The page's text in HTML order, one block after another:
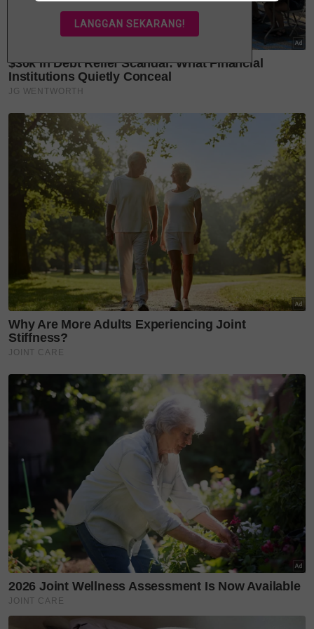
"Kami semua risaukan kau. Apa-apa masalah kita
bincang sama-sama dan cari solusi.
"Mama, papa, Abang Long, Auni dan Aqeel ke Kuala
Lumpur dari Melaka untuk mencari kau. Kakak
dengan Abang Asraf pun ambil cuti sebab sama-
sama risaukan kau.
"Sesiapa yang ada maklumat sila DM saya. Terima
kasih," kongsinya.
Difahamkan, pihak keluarga hanya maklum tentang
kehilangan selepas dihubungi pihak pengurusan
Kem Kinrara melaporkan Muhammad Ammar tidak
hadir kursus.
Portal berita tempatan melaporkan Anis
mendedahkan kehilangan Muhammad Ammar
dilaporkan oleh pihak keluarga di Balai Polis Hulu
Yam pada jam 10 malam, 25 Ogos, sementara pihak
tentera turut membuat laporan sama di Balai Polis
Kinrara, petang itu.
Susulan laporan itu, operasi mengesan Muhammd
Ammar dibuat di kawasan pusat rekreasi Sungai